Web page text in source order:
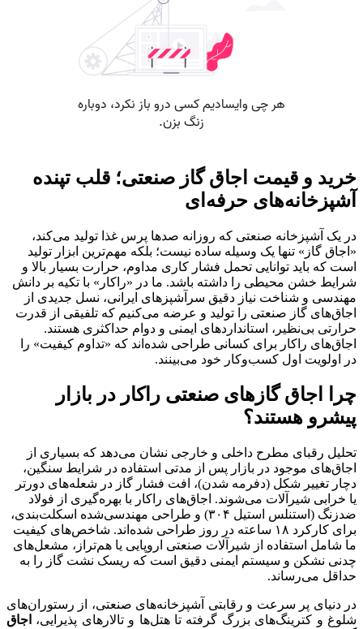
خرید و قیمت اجاق گاز صنعتی؛ قلب تپنده
آشپزخانه‌های حرفه‌ای
در یک آشپزخانه صنعتی که روزانه صدها پرس غذا تولید می‌کند،
«اجاق گاز» تنها یک وسیله ساده نیست؛ بلکه مهم‌ترین ابزار تولید
است که باید توانایی تحمل فشار کاری مداوم، حرارت بسیار بالا و
شرایط خشن محیطی را داشته باشد. ما در «راکار» با تکیه بر دانش
مهندسی و شناخت نیاز دقیق سرآشپزهای ایرانی، نسل جدیدی از
اجاق‌های گاز صنعتی را تولید و عرضه می‌کنیم که تلفیقی از قدرت
حرارتی بی‌نظیر، استانداردهای ایمنی و دوام حداکثری هستند.
اجاق‌های راکار برای کسانی طراحی شده‌اند که «تداوم کیفیت» را
در اولویت اول کسب‌وکار خود می‌بینند.
چرا اجاق گازهای صنعتی راکار در بازار
پیشرو هستند؟
تحلیل رقبای مطرح داخلی و خارجی نشان می‌دهد که بسیاری از
اجاق‌های موجود در بازار پس از مدتی استفاده در شرایط سنگین،
دچار تغییر شکل (دفرمه شدن)، افت فشار گاز در شعله‌های دورتر
یا خرابی شیرآلات می‌شوند. اجاق‌های راکار با بهره‌گیری از فولاد
ضدزنگ (استنلس استیل ۳۰۴) و طراحی مهندسی‌شده اسکلت‌بندی،
برای کارکرد ۱۸ ساعته در روز طراحی شده‌اند. شاخص‌های کیفیت
ما شامل استفاده از شیرآلات صنعتی اروپایی یا هم‌تراز، مشعل‌های
چدنی نشکن و سیستم ایمنی دقیق است که ریسک نشت گاز را به
حداقل می‌رساند.
در دنیای پر سرعت و رقابتی آشپزخانه‌های صنعتی، از رستوران‌های
شلوغ و کترینگ‌های بزرگ گرفته تا هتل‌ها و تالارهای پذیرایی، اجاق